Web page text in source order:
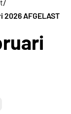
/
AFGELAST